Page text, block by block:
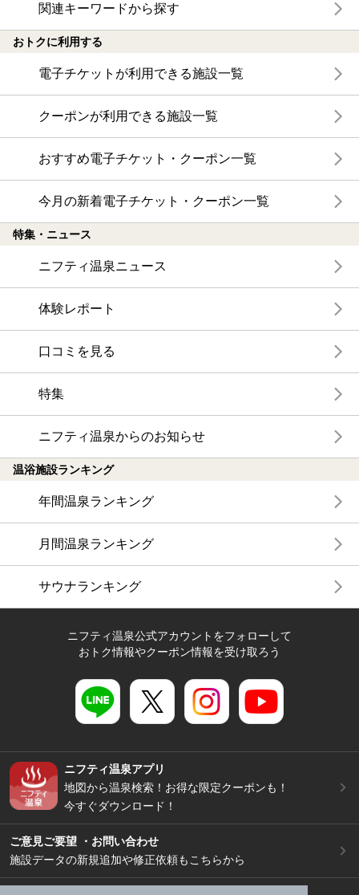
関連キーワードから探す
おトクに利用する
電子チケットが利用できる施設一覧
クーポンが利用できる施設一覧
おすすめ電子チケット・クーポン一覧
今月の新着電子チケット・クーポン一覧
特集・ニュース
ニフティ温泉ニュース
体験レポート
口コミを見る
特集
ニフティ温泉からのお知らせ
温浴施設ランキング
年間温泉ランキング
月間温泉ランキング
サウナランキング
ニフティ温泉公式アカウントをフォローして
おトク情報やクーポン情報を受け取ろう
ニフティ温泉アプリ
地図から温泉検索！お得な限定クーポンも！
今すぐダウンロード！
ご意見ご要望 ・お問い合わせ
施設データの新規追加や修正依頼もこちらから